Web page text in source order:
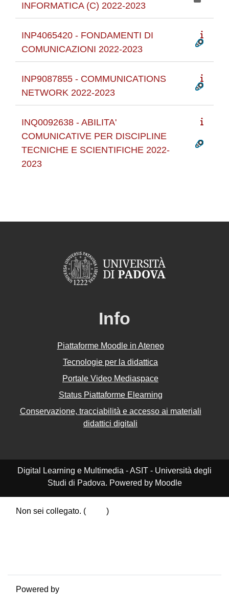
INFORMATICA (C) 2022-2023
INP4065420 - FONDAMENTI DI
COMUNICAZIONI 2022-2023
INP9087855 - COMMUNICATIONS
NETWORK 2022-2023
INQ0092638 - ABILITA'
COMUNICATIVE PER DISCIPLINE
TECNICHE E SCIENTIFICHE 2022-
2023
Info
Piattaforme Moodle in Ateneo
Tecnologie per la didattica
Portale Video Mediaspace
Status Piattaforme Elearning
Conservazione, tracciabilità e accesso ai materiali
didattici digitali
Digital Learning e Multimedia - ASIT - Università degli
Studi di Padova. Powered by Moodle
Non sei collegato. (
)
Powered by